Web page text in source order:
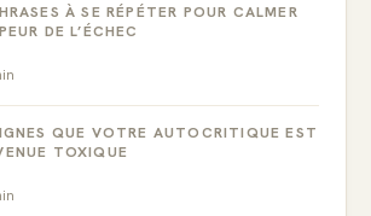
À SE RÉPÉTER POUR CALMER
DE L’ÉCHEC
QUE VOTRE AUTOCRITIQUE EST
TOXIQUE